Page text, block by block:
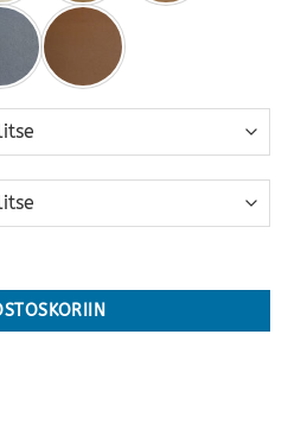
· kaksi kokoa ja useita